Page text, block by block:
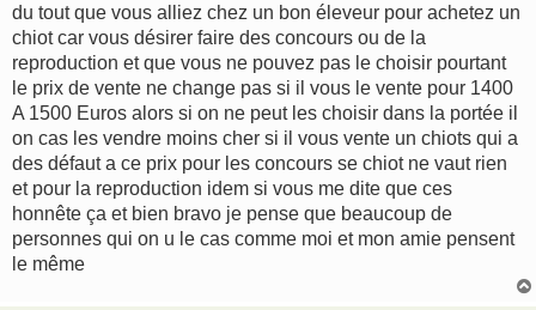
du tout que vous alliez chez un bon éleveur pour achetez un
chiot car vous désirer faire des concours ou de la
reproduction et que vous ne pouvez pas le choisir pourtant
le prix de vente ne change pas si il vous le vente pour 1400
A 1500 Euros alors si on ne peut les choisir dans la portée il
on cas les vendre moins cher si il vous vente un chiots qui a
des défaut a ce prix pour les concours se chiot ne vaut rien
et pour la reproduction idem si vous me dite que ces
honnête ça et bien bravo je pense que beaucoup de
personnes qui on u le cas comme moi et mon amie pensent
le même